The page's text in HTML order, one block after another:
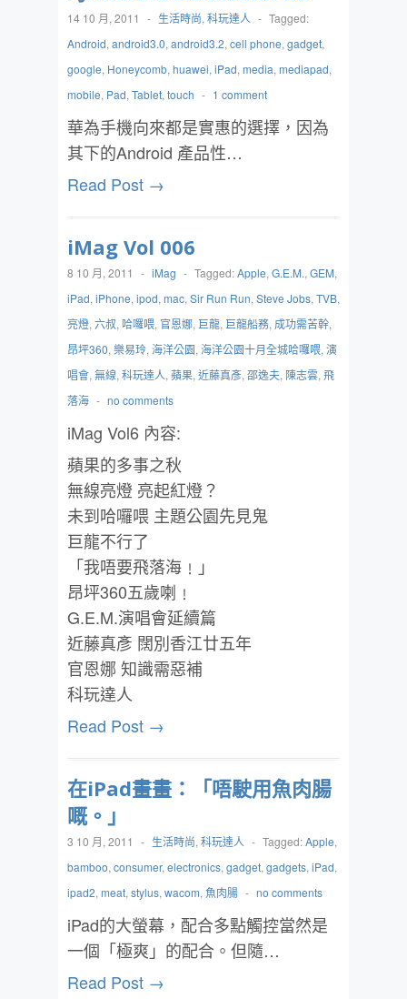
14 10 月, 2011 - 生活時尚, 科玩達人 - Tagged:
Android, android3.0, android3.2, cell phone, gadget,
google, Honeycomb, huawei, iPad, media, mediapad,
mobile, Pad, Tablet, touch - 1 comment
華為手機向來都是實惠的選擇，因為
其下的Android 產品性…
Read Post →
iMag Vol 006
8 10 月, 2011 - iMag - Tagged:Apple, G.E.M., GEM,
iPad, iPhone, ipod, mac, Sir Run Run, Steve Jobs, TVB,
亮燈, 六叔, 哈囉喂, 官恩娜, 巨龍, 巨龍船務, 成功需苦幹,
昂坪360, 樂易玲, 海洋公園, 海洋公園十月全城哈囉喂, 演
唱會, 無線, 科玩達人, 蘋果, 近藤真彥, 邵逸夫, 陳志雲, 飛
落海 - no comments
iMag Vol6 內容:
蘋果的多事之秋
無線亮燈 亮起紅燈？
未到哈囉喂 主題公園先見鬼
巨龍不行了
「我唔要飛落海﹗」
昂坪360五歲喇﹗
G.E.M.演唱會延續篇
近藤真彥 闊別香江廿五年
官恩娜 知識需惡補
科玩達人
Read Post →
在iPad畫畫：「唔駛用魚肉腸
嘅。」
3 10 月, 2011 - 生活時尚, 科玩達人 - Tagged:Apple,
bamboo, consumer, electronics, gadget, gadgets, iPad,
ipad2, meat, stylus, wacom, 魚肉腸 - no comments
iPad的大螢幕，配合多點觸控當然是
一個「極爽」的配合。但隨…
Read Post →